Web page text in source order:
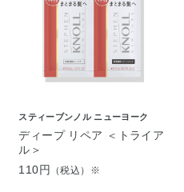
スティーブンノル ニューヨーク
ディープ リペア ＜トライア
ル＞
110円
（税込）※